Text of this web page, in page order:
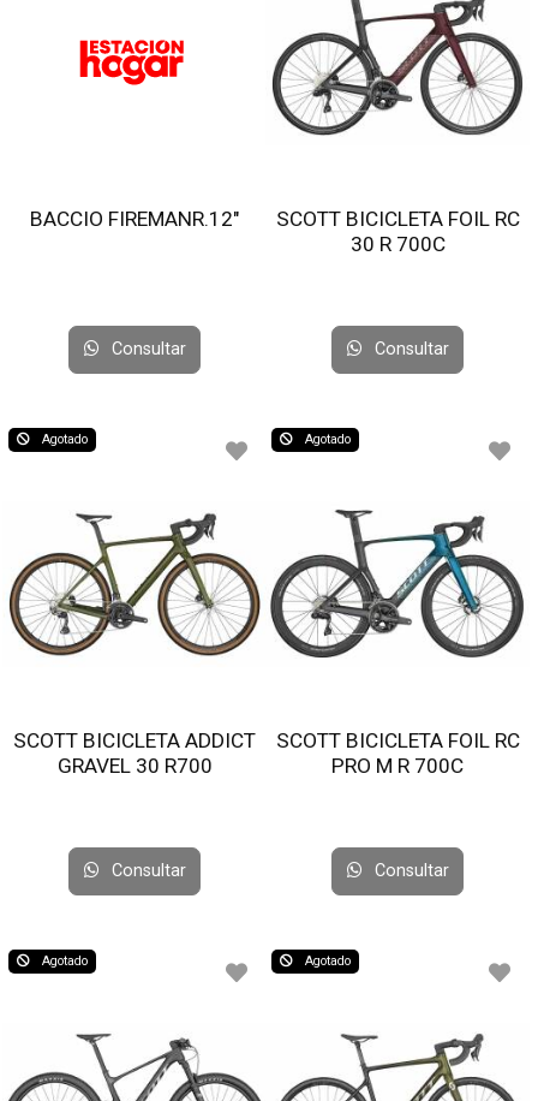
BACCIO FIREMANR.12"
Consultar
SCOTT BICICLETA FOIL RC
30 R 700C
Consultar
Agotado
SCOTT BICICLETA ADDICT
GRAVEL 30 R700
Consultar
Agotado
SCOTT BICICLETA FOIL RC
PRO M R 700C
Consultar
Agotado Agotado